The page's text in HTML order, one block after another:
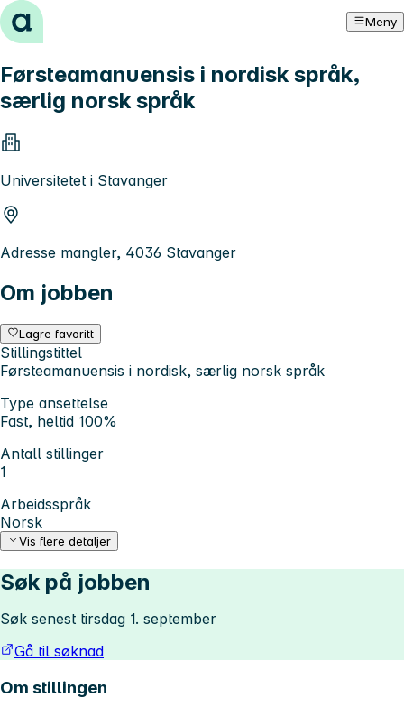
Hopp til innhold Meny
Førsteamanuensis i nordisk språk,
særlig norsk språk
Universitetet i Stavanger
Adresse mangler, 4036 Stavanger
Om jobben
Lagre favoritt
Stillingstittel
Førsteamanuensis i nordisk, særlig norsk språk
Type ansettelse
Fast, heltid 100%
Antall stillinger
1
Arbeidsspråk
Norsk
Vis flere detaljer
Søk på jobben
Søk senest tirsdag 1. september
Gå til søknad
Om stillingen